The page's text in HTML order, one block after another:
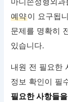
예약이 요구됩
문제를 명확히
있습니다.
내원 전 필요한
정보 확인이 필
필요한 사항들